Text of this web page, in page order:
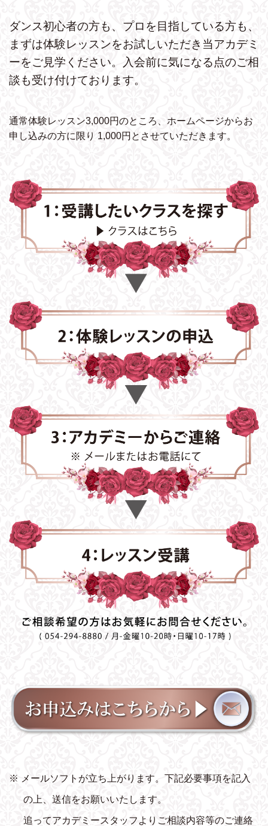
ダンス初心者の方も、プロを目指している方も、
まずは体験レッスンをお試しいただき 当アカデミ
ーをご見学ください。
入会前に気になる点のご相
談も受け付けております。
通常体験レッスン3,000円のところ、ホームページからお
申し込みの方に限り 1,000円とさせていただきます。
※ メールソフトが立ち上がります。下記必要事項を記入
の上、送信をお願いいたします。
追ってアカデミースタッフよりご相談内容等のご連絡